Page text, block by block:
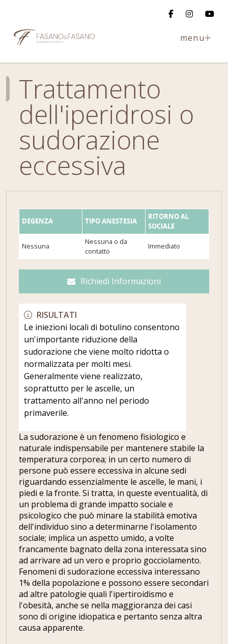
menu
Trattamento
dell'iperidrosi o
sudorazione
eccessiva
DEGENZA TIPO ANESTESIA
RITORNO AL
SOCIALE
Nessuna
Nessuna o da
contatto
Immediato
Richiedi Informazioni
RISULTATI
Le iniezioni locali di botulino consentono
un'importante riduzione della
sudorazione che viene molto ridotta o
normalizzata per molti mesi.
Generalmente viene realizzato,
soprattutto per le ascelle, un
trattamento all'anno nel periodo
primaverile.
La sudorazione è un fenomeno fisiologico e
naturale indispensabile per mantenere stabile la
temperatura corporea; in un certo numero di
persone può essere eccessiva in alcune sedi
riguardando essenzialmente le ascelle, le mani, i
piedi e la fronte. Si tratta, in queste eventualità, di
un problema di grande impatto sociale e
psicologico che può minare la stabilità emotiva
dell'individuo sino a determinarne l'isolamento
sociale; implica un aspetto umido, a volte
francamente bagnato della zona interessata sino
ad arrivare ad un vero e proprio gocciolamento.
Fenomeni di sudorazione eccessiva interessano
1% della popolazione e possono essere secondari
ad altre patologie quali l'ipertiroidismo e
l'obesità, anche se nella maggioranza dei casi
sono di origine idiopatica e pertanto senza altra
causa apparente.